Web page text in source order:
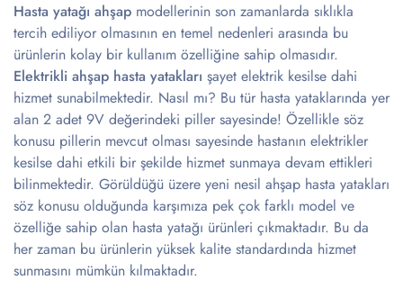
Hasta yatağı ahşap modellerinin son zamanlarda sıklıkla
tercih ediliyor olmasının en temel nedenleri arasında bu
ürünlerin kolay bir kullanım özelliğine sahip olmasıdır.
Elektrikli ahşap hasta yatakları şayet elektrik kesilse dahi
hizmet sunabilmektedir. Nasıl mı? Bu tür hasta yataklarında yer
alan 2 adet 9V değerindeki piller sayesinde! Özellikle söz
konusu pillerin mevcut olması sayesinde hastanın elektrikler
kesilse dahi etkili bir şekilde hizmet sunmaya devam ettikleri
bilinmektedir. Görüldüğü üzere yeni nesil ahşap hasta yatakları
söz konusu olduğunda karşımıza pek çok farklı model ve
özelliğe sahip olan hasta yatağı ürünleri çıkmaktadır. Bu da
her zaman bu ürünlerin yüksek kalite standardında hizmet
sunmasını mümkün kılmaktadır.